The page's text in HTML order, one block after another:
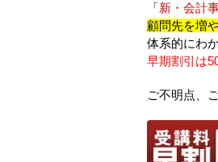
「新・会計
顧問先を増
体系的にわ
早期割引は
ご不明点、